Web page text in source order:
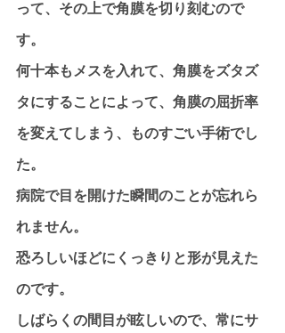
って、その上で角膜を切り刻むので
す。
何十本もメスを入れて、角膜をズタズ
タにすることによって、角膜の屈折率
を変えてしまう、ものすごい手術でし
た。
病院で目を開けた瞬間のことが忘れら
れません。
恐ろしいほどにくっきりと形が見えた
のです。
しばらくの間目が眩しいので、常にサ